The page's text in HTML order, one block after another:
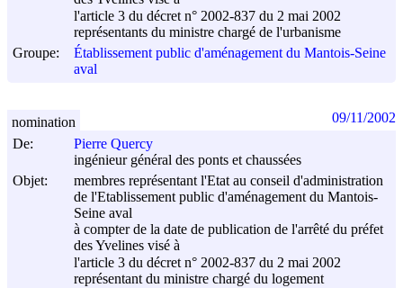
l'article 3 du décret n° 2002-837 du 2 mai 2002
représentants du ministre chargé de l'urbanisme
Groupe:
Établissement public d'aménagement du Mantois-Seine
aval
De:
Pierre Quercy
ingénieur général des ponts et chaussées
Objet:
membres représentant l'Etat au conseil d'administration
de l'Etablissement public d'aménagement du Mantois-
Seine aval
à compter de la date de publication de l'arrêté du préfet
des Yvelines visé à
l'article 3 du décret n° 2002-837 du 2 mai 2002
représentant du ministre chargé du logement
nomination 09/11/2002